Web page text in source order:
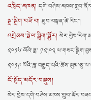
འཁྲིད་མཁན།
སྒྲ་སྒྲིག་བཟོ་བ།ཐུབ་བསྟན་ཚེ་རིང་།
འགྲེམས་སྤེལ་སྒྲིག་སྦྱོར།
༢༠༡༦ ལོའི་ཟླ་ ༡༢།༠༣
༢༠༡༩
ངོ་སྤྲོད་མདོར་བསྡུས།